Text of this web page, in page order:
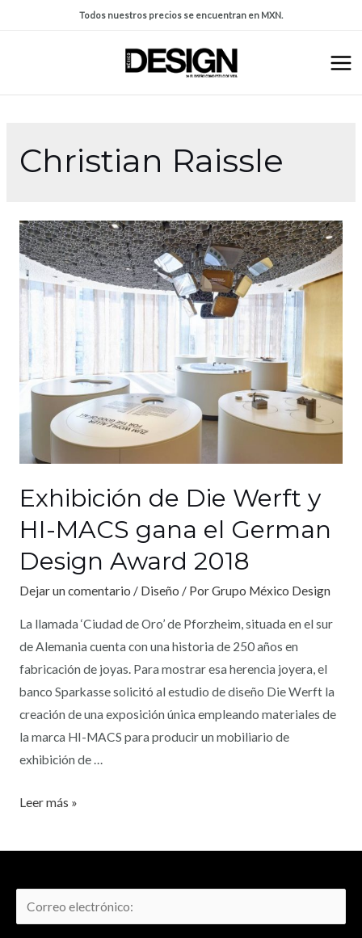
Todos nuestros precios se encuentran en MXN.
Christian Raissle
Exhibición de Die Werft y
HI-MACS gana el German
Design Award 2018
Dejar un comentario / Diseño / PorGrupo México Design
La llamada ‘Ciudad de Oro’ de Pforzheim, situada en el sur
de Alemania cuenta con una historia de 250 años en
fabricación de joyas. Para mostrar esa herencia joyera, el
banco Sparkasse solicitó al estudio de diseño Die Werft la
creación de una exposición única empleando materiales de
la marca HI-MACS para producir un mobiliario de
exhibición de …
Leer más »